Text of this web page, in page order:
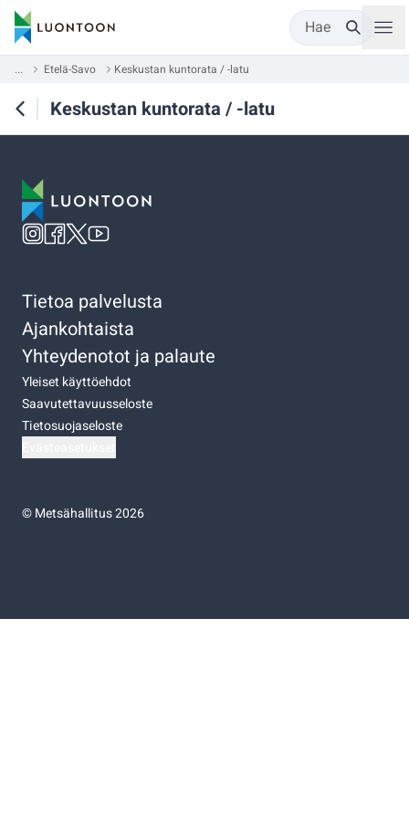
Hae
... Etelä-Savo Keskustan kuntorata / -latu
Keskustan kuntorata / -latu
Tietoa palvelusta
Ajankohtaista
Yhteydenotot ja palaute
Yleiset käyttöehdot
Saavutettavuusseloste
Tietosuojaseloste
©Metsähallitus 2026